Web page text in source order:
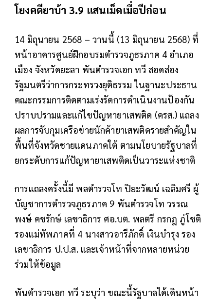
โยงคดียาบ้า 3.9 แสนเม็ดเมื่อปีก่อน
14 มิถุนายน 2568 – วานนี้ (13 มิถุนายน 2568) ที่
หน้าอาคารศูนย์ฝึกอบรมตำรวจภูธรภาค 4 อำเภอ
เมือง จังหวัดยะลา พันตำรวจเอก ทวี สอดส่อง
รัฐมนตรีว่าการกระทรวงยุติธรรม ในฐานะประธาน
คณะกรรมการติดตามเร่งรัดการดำเนินงานป้องกัน
ปราบปรามและแก้ไขปัญหายาเสพติด (ครส.) แถลง
ผลการจับกุมเครือข่ายนักค้ายาเสพติดรายสำคัญใน
พื้นที่จังหวัดชายแดนภาคใต้ ตามนโยบายรัฐบาลที่
ยกระดับการแก้ปัญหายาเสพติดเป็นวาระแห่งชาติ
การแถลงครั้งนี้มี พลตำรวจโท ปิยะวัฒน์ เฉลิมศรี ผู้
บัญชาการตำรวจภูธรภาค 9 พันตำรวจโท วรรณ
พงษ์ คชรักษ์ เลขาธิการ ศอ.บต. พลตรี กรกฎ ภู่โชติ
รองแม่ทัพภาคที่ 4 นางสาวอารีภักดิ์ เงินบำรุง รอง
เลขาธิการ ป.ป.ส. และเจ้าหน้าที่จากหลายหน่วย
ร่วมให้ข้อมูล
พันตำรวจเอก ทวี ระบุว่า ขณะนี้รัฐบาลได้เดินหน้า